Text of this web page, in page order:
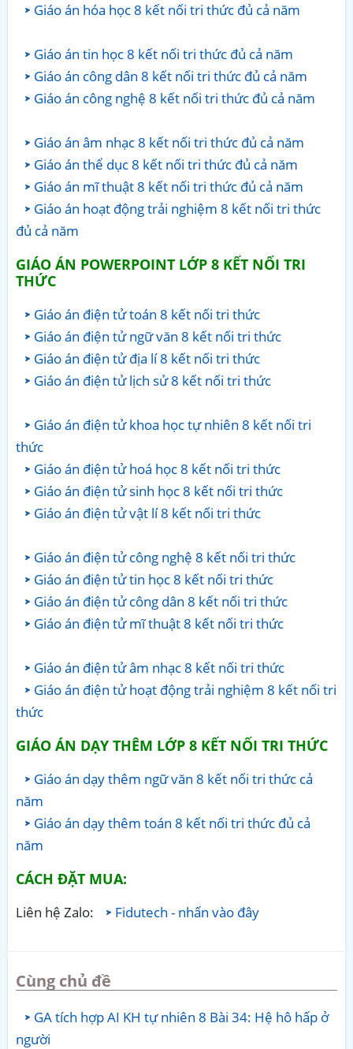
Giáo án hóa học 8 kết nối tri thức đủ cả năm
Giáo án tin học 8 kết nối tri thức đủ cả năm
Giáo án công dân 8 kết nối tri thức đủ cả năm
Giáo án công nghệ 8 kết nối tri thức đủ cả năm
Giáo án âm nhạc 8 kết nối tri thức đủ cả năm
Giáo án thể dục 8 kết nối tri thức đủ cả năm
Giáo án mĩ thuật 8 kết nối tri thức đủ cả năm
Giáo án hoạt động trải nghiệm 8 kết nối tri thức
đủ cả năm
GIÁO ÁN POWERPOINT LỚP 8 KẾT NỐI TRI
THỨC
Giáo án điện tử toán 8 kết nối tri thức
Giáo án điện tử ngữ văn 8 kết nối tri thức
Giáo án điện tử địa lí 8 kết nối tri thức
Giáo án điện tử lịch sử 8 kết nối tri thức
Giáo án điện tử khoa học tự nhiên 8 kết nối tri
thức
Giáo án điện tử hoá học 8 kết nối tri thức
Giáo án điện tử sinh học 8 kết nối tri thức
Giáo án điện tử vật lí 8 kết nối tri thức
Giáo án điện tử công nghệ 8 kết nối tri thức
Giáo án điện tử tin học 8 kết nối tri thức
Giáo án điện tử công dân 8 kết nối tri thức
Giáo án điện tử mĩ thuật 8 kết nối tri thức
Giáo án điện tử âm nhạc 8 kết nối tri thức
Giáo án điện tử hoạt động trải nghiệm 8 kết nối tri
thức
GIÁO ÁN DẠY THÊM LỚP 8 KẾT NỐI TRI THỨC
Giáo án dạy thêm ngữ văn 8 kết nối tri thức cả
năm
Giáo án dạy thêm toán 8 kết nối tri thức đủ cả
năm
CÁCH ĐẶT MUA:
Liên hệ Zalo: Fidutech - nhấn vào đây
Cùng chủ đề
GA tích hợp AI KH tự nhiên 8 Bài 34: Hệ hô hấp ở
người